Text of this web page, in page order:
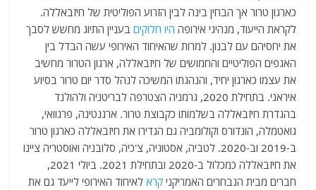
כארגון טרור אך הבחין בינה לבין הזרוע הפוליטית של חיזבאללה.
לקראת הייעוד, מנהיגי אירופה היו חלוקים בעניין התיוג מחשש לסבך
את יחסיהם עם לבנון. למרות שהאיחוד האירופי עשה הבדל בין
האגפים הפוליטיים והחמושים של חיזבאללה, ארגון הטרור מחשיב
את עצמו כארגון יחיד, והנהגתו המשיכה לנהל סדר יום טרור בסיוע
איראני. בתחילת 2020, גרמניה הצטרפה לבריטניה ולהולנד
בהגדרת חיזבאללה בשלמותו כקבוצת טרור. ארגנטינה, פרגוואי,
גואטמלה, הונדורס וקולומביה גם הגדירו את חיזבאללה כארגון טרור
ב-2019 וב-2020. לטביה, אסטוניה, צ'כיה, סלובניה ואוסטריה ציינו
את חיזבאללה כמכלול ב-2020 ובתחילת 2021. ביולי 2021,
חברים מבית הנבחרים האמריקניקרא לאיחוד האירופי לייעד גם את